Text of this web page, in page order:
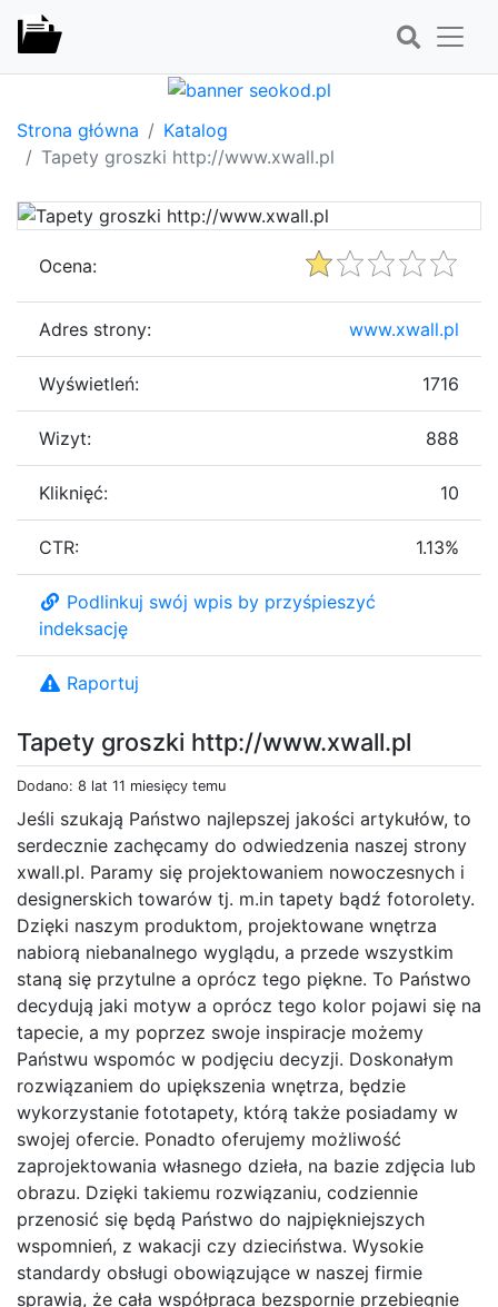
Strona główna
Katalog
Tapety groszki http://www.xwall.pl
Tapety groszki http://www.xwall.pl
Dodano: 8 lat 11 miesięcy temu
Jeśli szukają Państwo najlepszej jakości artykułów, to
serdecznie zachęcamy do odwiedzenia naszej strony
xwall.pl. Paramy się projektowaniem nowoczesnych i
designerskich towarów tj. m.in tapety bądź fotorolety.
Dzięki naszym produktom, projektowane wnętrza
nabiorą niebanalnego wyglądu, a przede wszystkim
staną się przytulne a oprócz tego piękne. To Państwo
decydują jaki motyw a oprócz tego kolor pojawi się na
tapecie, a my poprzez swoje inspiracje możemy
Państwu wspomóc w podjęciu decyzji. Doskonałym
rozwiązaniem do upiększenia wnętrza, będzie
wykorzystanie fototapety, którą także posiadamy w
swojej ofercie. Ponadto oferujemy możliwość
zaprojektowania własnego dzieła, na bazie zdjęcia lub
obrazu. Dzięki takiemu rozwiązaniu, codziennie
przenosić się będą Państwo do najpiękniejszych
wspomnień, z wakacji czy dzieciństwa. Wysokie
standardy obsługi obowiązujące w naszej firmie
sprawią, że cała współpraca bezspornie przebiegnie
Ocena:
Adres strony: www.xwall.pl
Wyświetleń: 1716
Wizyt: 888
Kliknięć: 10
CTR: 1.13%
Podlinkuj swój wpis by przyśpieszyć
indeksację
Raportuj